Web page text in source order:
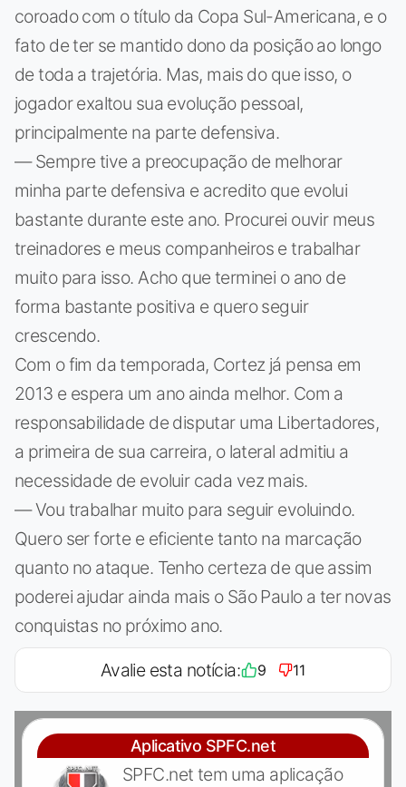
coroado com o título da Copa Sul-Americana, e o
fato de ter se mantido dono da posição ao longo
de toda a trajetória. Mas, mais do que isso, o
jogador exaltou sua evolução pessoal,
principalmente na parte defensiva.
— Sempre tive a preocupação de melhorar
minha parte defensiva e acredito que evolui
bastante durante este ano. Procurei ouvir meus
treinadores e meus companheiros e trabalhar
muito para isso. Acho que terminei o ano de
forma bastante positiva e quero seguir
crescendo.
Com o fim da temporada, Cortez já pensa em
2013 e espera um ano ainda melhor. Com a
responsabilidade de disputar uma Libertadores,
a primeira de sua carreira, o lateral admitiu a
necessidade de evoluir cada vez mais.
— Vou trabalhar muito para seguir evoluindo.
Quero ser forte e eficiente tanto na marcação
quanto no ataque. Tenho certeza de que assim
poderei ajudar ainda mais o São Paulo a ter novas
conquistas no próximo ano.
Avalie esta notícia: 9 11
Aplicativo SPFC.net
SPFC.net tem uma aplicação